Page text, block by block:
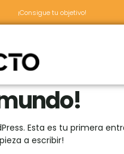
¡Consigue tu objetivo!
Esta es tu primera
a escribir!